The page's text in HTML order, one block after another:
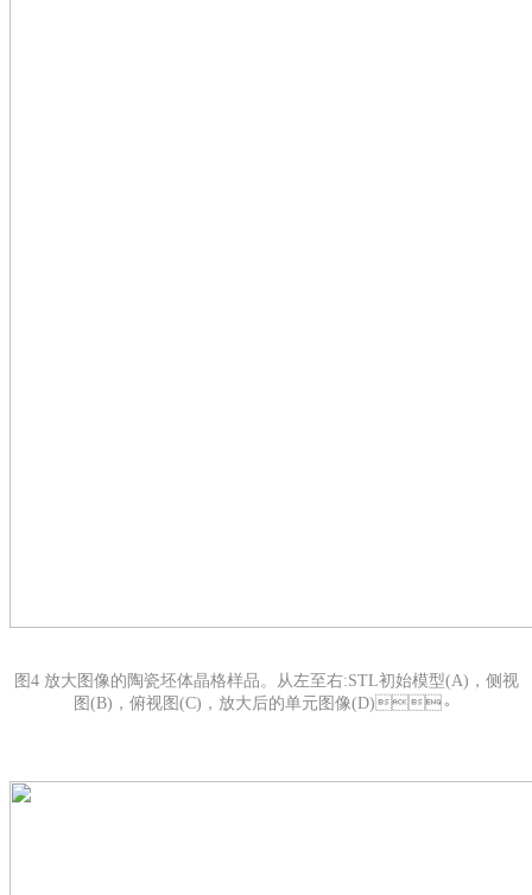
图4 放大图像的陶瓷坯体晶格样品。从左至右:STL初始模型(A)，侧视
图(B)，俯视图(C)，放大后的单元图像(D)。